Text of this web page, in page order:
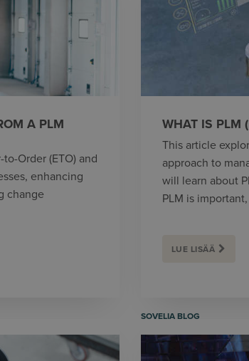
A PLM
Order (ETO) and
enhancing
change
WHAT IS PLM
This article
approach to
will learn about
PLM is
LUE LISÄÄ
SOVELIA BLOG